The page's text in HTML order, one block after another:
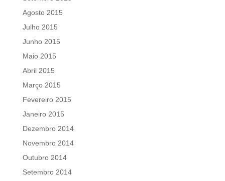
Agosto 2015
Julho 2015
Junho 2015
Maio 2015
Abril 2015
Março 2015
Fevereiro 2015
Janeiro 2015
Dezembro 2014
Novembro 2014
Outubro 2014
Setembro 2014